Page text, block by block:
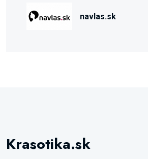
navlas.sk
Krasotika.sk